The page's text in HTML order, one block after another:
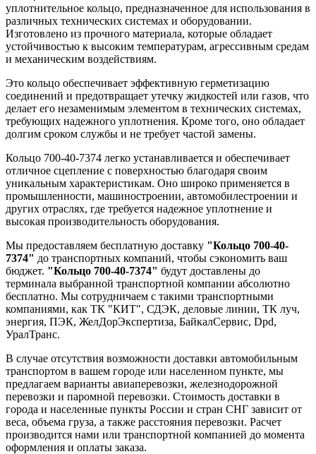
уплотнительное кольцо, предназначенное для использования в
различных технических системах и оборудовании.
Изготовлено из прочного материала, которые обладает
устойчивостью к высоким температурам, агрессивным средам
и механическим воздействиям.
Это кольцо обеспечивает эффективную герметизацию
соединений и предотвращает утечку жидкостей или газов, что
делает его незаменимым элементом в технических системах,
требующих надежного уплотнения. Кроме того, оно обладает
долгим сроком службы и не требует частой замены.
Кольцо 700-40-7374 легко устанавливается и обеспечивает
отличное сцепление с поверхностью благодаря своим
уникальным характеристикам. Оно широко применяется в
промышленности, машиностроении, автомобилестроении и
других отраслях, где требуется надежное уплотнение и
высокая производительность оборудования.
Мы предоставляем бесплатную доставку "Кольцо 700-40-
7374" до транспортных компаний, чтобы сэкономить ваш
бюджет. "Кольцо 700-40-7374" будут доставлены до
терминала выбранной транспортной компании абсолютно
бесплатно. Мы сотрудничаем с такими транспортными
компаниями, как ТК "КИТ", СДЭК, деловые линии, ТК луч,
энергия, ПЭК, ЖелДорЭкспертиза, БайкалСервис, Dpd,
УралТранс.
В случае отсутствия возможности доставки автомобильным
транспортом в вашем городе или населенном пункте, мы
предлагаем варианты авиаперевозки, железнодорожной
перевозки и паромной перевозки. Стоимость доставки в
города и населенные пункты России и стран СНГ зависит от
веса, объема груза, а также расстояния перевозки. Расчет
производится нами или транспортной компанией до момента
оформления и оплаты заказа.